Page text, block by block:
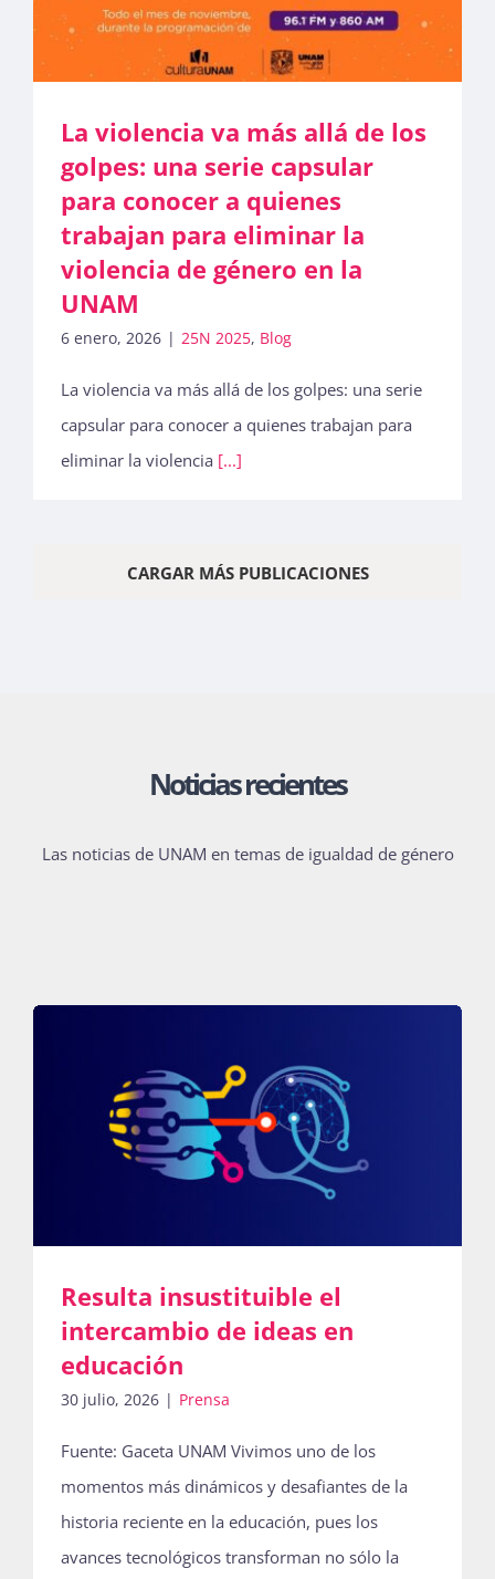
La violencia va más allá de los
golpes: una serie capsular
para conocer a quienes
trabajan para eliminar la
violencia de género en la
UNAM
6 enero, 2026 | 25N 2025, Blog
La violencia va más allá de los golpes: una serie
capsular para conocer a quienes trabajan para
eliminar la violencia [...]
CARGAR MÁS PUBLICACIONES
Noticias recientes
Las noticias de UNAM en temas de igualdad de género
Resulta insustituible el
intercambio de ideas en
educación
30 julio, 2026 | Prensa
Fuente: Gaceta UNAM Vivimos uno de los
momentos más dinámicos y desafiantes de la
historia reciente en la educación, pues los
avances tecnológicos transforman no sólo la